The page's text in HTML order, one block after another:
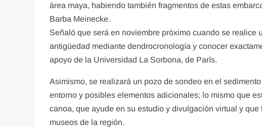
área maya, habiendo también fragmentos de estas
Barba Meinecke.
Señaló que será en noviembre próximo cuando se
antigüedad mediante dendrocronología y conocer
apoyo de la Universidad La Sorbona, de París.
Asimismo, se realizará un pozo de sondeo en el
entorno y posibles elementos adicionales; lo mismo que
canoa, que ayude en su estudio y divulgación virtual y
museos de la región.